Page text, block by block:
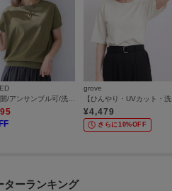
grove
¥4,479
さらに10%OFF
ターランキング